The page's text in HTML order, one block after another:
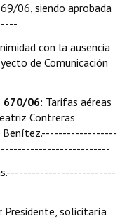
06, siendo aprobada
con la ausencia
de Comunicación
670/06: Tarifas aéreas
Contreras
Benítez.------------------
Presidente, solicitaría